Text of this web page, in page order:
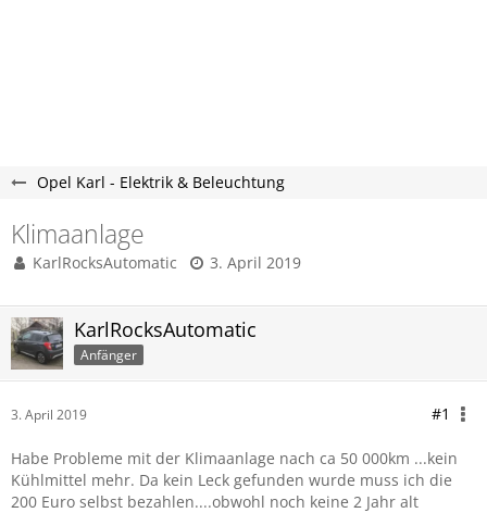
Opel Karl - Elektrik & Beleuchtung
Klimaanlage
KarlRocksAutomatic 3. April 2019
KarlRocksAutomatic
Anfänger
3. April 2019 #1
Habe Probleme mit der Klimaanlage nach ca 50 000km ...kein
Kühlmittel mehr. Da kein Leck gefunden wurde muss ich die
200 Euro selbst bezahlen....obwohl noch keine 2 Jahr alt